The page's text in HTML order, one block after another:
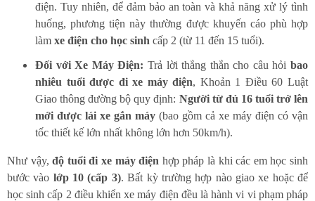
điện. Tuy nhiên, để đảm bảo an toàn và khả năng xử lý tình
huống, phương tiện này thường được khuyến cáo phù hợp
làm xe điện cho học sinh cấp 2 (từ 11 đến 15 tuổi).
Đối với Xe Máy Điện: Trả lời thẳng thắn cho câu hỏibao
nhiêu tuổi được đi xe máy điện, Khoản 1 Điều 60 Luật
Giao thông đường bộ quy định: Người từ đủ 16 tuổi trở lên
mới được lái xe gắn máy (bao gồm cả xe máy điện có vận
tốc thiết kế lớn nhất không lớn hơn 50km/h).
Như vậy,độ tuổi đi xe máy điện hợp pháp là khi các em học sinh
bước vào lớp 10 (cấp 3). Bất kỳ trường hợp nào giao xe hoặc để
học sinh cấp 2 điều khiển xe máy điện đều là hành vi vi phạm pháp